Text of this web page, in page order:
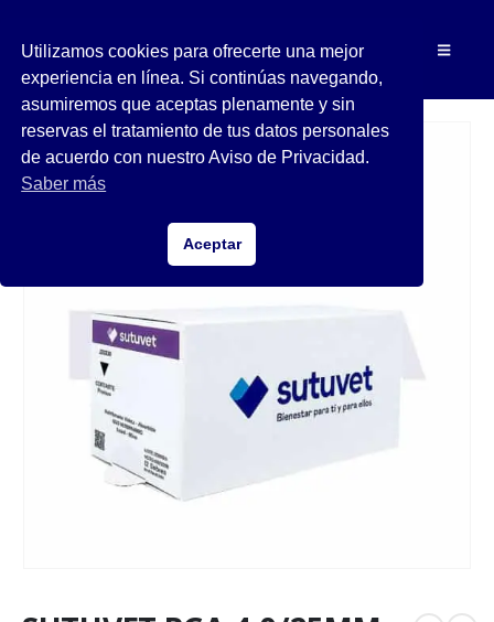
Utilizamos cookies para ofrecerte una mejor
experiencia en línea. Si continúas navegando,
asumiremos que aceptas plenamente y sin
reservas el tratamiento de tus datos personales
de acuerdo con nuestro Aviso de Privacidad.
Saber más
Aceptar